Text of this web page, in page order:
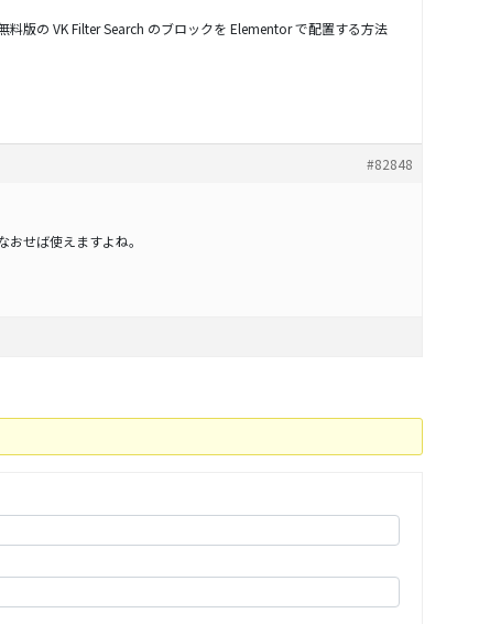
版の VK Filter Search のブロックを Elementor で配置する方法
#82848
せば使えますよね。